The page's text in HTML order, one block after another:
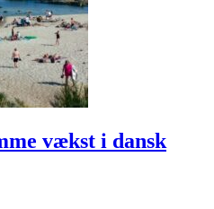
vækst i dansk